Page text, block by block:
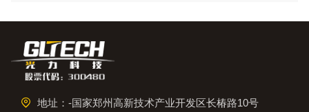
地址：-国家郑州高新技术产业开发区长椿路10号